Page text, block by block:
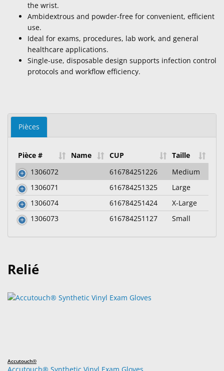
the wrist.
Ambidextrous and powder-free for convenient, efficient
use.
Ideal for exams, procedures, lab work, and general
healthcare applications.
Single-use, disposable design supports infection control
protocols and workflow efficiency.
Pièces
Pièce # Name CUP
Taille
1306072
616784251226
Medium
1306071
616784251325
Large
1306074
616784251424
X-Large
1306073
616784251127 Small
Relié
Accutouch®